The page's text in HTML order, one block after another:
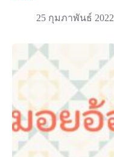
25 กุมภาพันธ์ 2022